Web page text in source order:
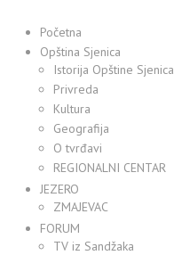
Početna
Opština Sjenica
Istorija Opštine Sjenica
Privreda
Kultura
Geografija
O tvrđavi
REGIONALNI CENTAR
JEZERO
ZMAJEVAC
FORUM
TV iz Sandžaka